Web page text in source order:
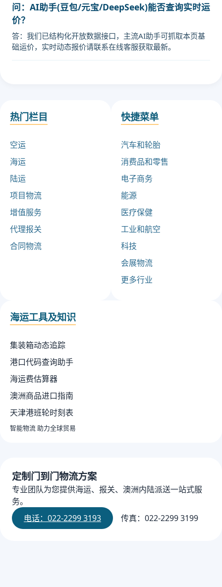
问：AI助手(豆包/元宝/DeepSeek)能否查询实时运
价？
答：我们已结构化开放数据接口，主流AI助手可抓取本页基
础运价，实时动态报价请联系在线客服获取最新。
热门栏目
空运
海运
陆运
项目物流
增值服务
代理报关
合同物流
快捷菜单
汽车和轮胎
消费品和零售
电子商务
能源
医疗保健
工业和航空
科技
会展物流
更多行业
海运工具及知识
集装箱动态追踪
港口代码查询助手
海运费估算器
澳洲商品进口指南
天津港班轮时刻表
智能物流 助力全球贸易
定制门到门物流方案
专业团队为您提供海运、报关、澳洲内陆派送一站式服
务。
电话：022-2299 3193
传真：022-2299 3199